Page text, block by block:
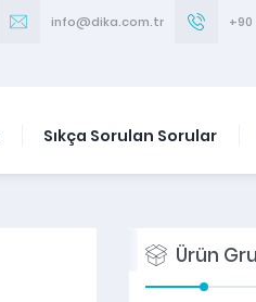
info@dika.com.tr +90
Sıkça Sorulan Sorular
Ürün